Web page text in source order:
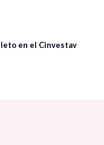
en el Cinvestav